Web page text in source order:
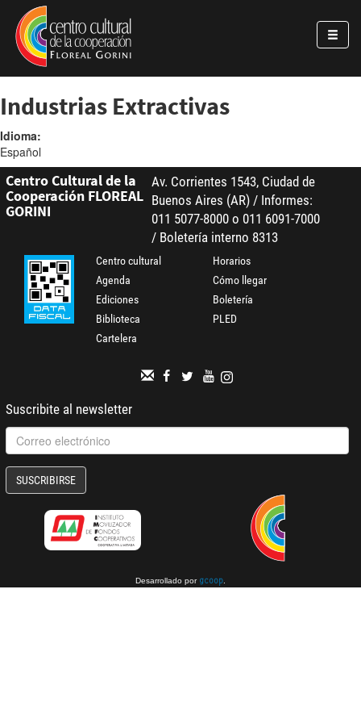
Pasar al contenido principal
Jump to main content
Industrias Extractivas
Idioma:
Español
Centro Cultural de la
Cooperación FLOREAL
GORINI
Av. Corrientes 1543, Ciudad de
Buenos Aires (AR) / Informes:
011 5077-8000 o 011 6091-7000
/ Boletería interno 8313
Centro cultural
Agenda
Ediciones
Biblioteca
Cartelera
Horarios
Cómo llegar
Boletería
PLED
Suscribite al newsletter
SUSCRIBIRSE
Desarrollado por gcoop.